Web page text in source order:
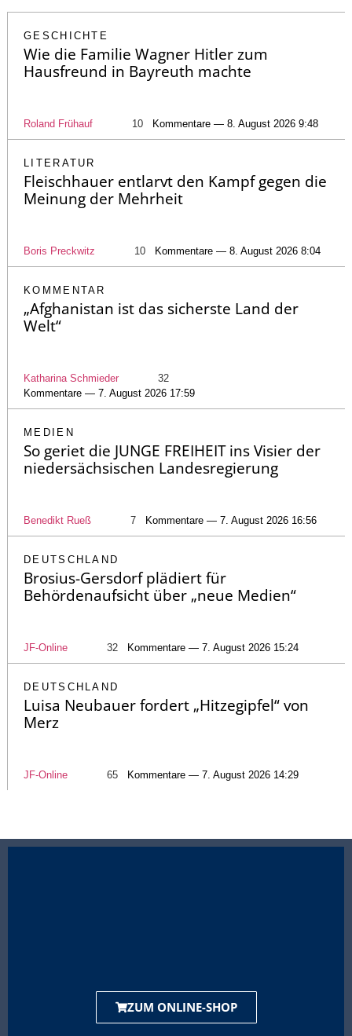
GESCHICHTE
Wie die Familie Wagner Hitler zum
Hausfreund in Bayreuth machte
Roland Frühauf 10 Kommentare — 8. August 2026 9:48
LITERATUR
Fleischhauer entlarvt den Kampf gegen die
Meinung der Mehrheit
Boris Preckwitz 10 Kommentare — 8. August 2026 8:04
KOMMENTAR
„Afghanistan ist das sicherste Land der
Welt“
Katharina Schmieder
32
Kommentare — 7. August 2026 17:59
MEDIEN
So geriet die JUNGE FREIHEIT ins Visier der
niedersächsischen Landesregierung
Benedikt Rueß 7 Kommentare — 7. August 2026 16:56
DEUTSCHLAND
Brosius-Gersdorf plädiert für
Behördenaufsicht über „neue Medien“
JF-Online 32 Kommentare — 7. August 2026 15:24
DEUTSCHLAND
Luisa Neubauer fordert „Hitzegipfel“ von
Merz
JF-Online 65 Kommentare — 7. August 2026 14:29
ZUM ONLINE-SHOP